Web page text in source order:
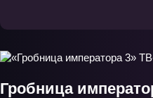
Гробница